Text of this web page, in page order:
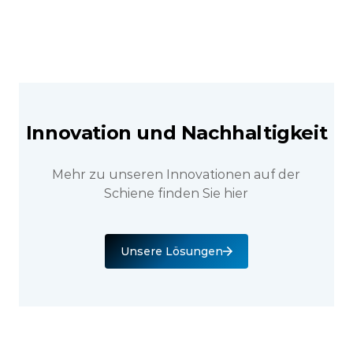
Innovation und Nachhaltigkeit
Mehr zu unseren Innovationen auf der
Schiene finden Sie hier
Unsere Lösungen